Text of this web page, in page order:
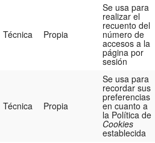
Técnica Propia
Se usa para
realizar el
recuento del
número de
accesos a la
página por
sesión
Técnica Propia
Se usa para
recordar sus
preferencias
en cuanto a
la Política de
Cookies
establecida